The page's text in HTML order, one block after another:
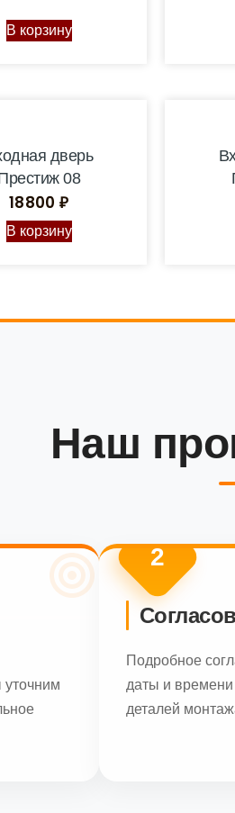
В корзину
дверь
08
18800 ₽
В корзину
Наш
2
Подробное
даты и времени
деталей